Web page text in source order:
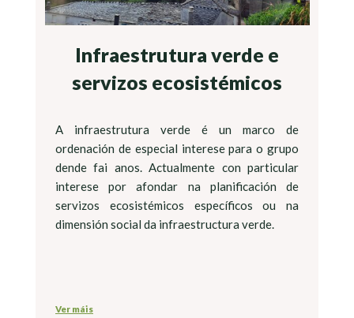
Infraestrutura verde e
servizos ecosistémicos
A infraestrutura verde é un marco de
ordenación de especial interese para o grupo
dende fai anos. Actualmente con particular
interese por afondar na planificación de
servizos ecosistémicos específicos ou na
dimensión social da infraestructura verde.
Ver máis